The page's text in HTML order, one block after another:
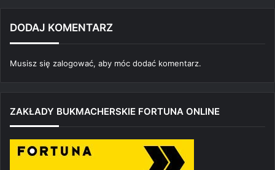
DODAJ KOMENTARZ
Musisz się zalogować, aby móc dodać komentarz.
ZAKŁADY BUKMACHERSKIE FORTUNA ONLINE